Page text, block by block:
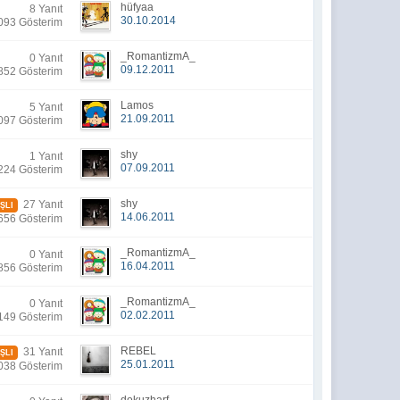
8 Yanıt
Gösterim
hüfyaa
30.10.2014
0 Yanıt
Gösterim
_RomantizmA_
09.12.2011
5 Yanıt
Gösterim
Lamos
21.09.2011
1 Yanıt
Gösterim
shy
07.09.2011
27 Yanıt
Gösterim
shy
14.06.2011
0 Yanıt
Gösterim
_RomantizmA_
16.04.2011
0 Yanıt
Gösterim
_RomantizmA_
02.02.2011
31 Yanıt
Gösterim
REBEL
25.01.2011